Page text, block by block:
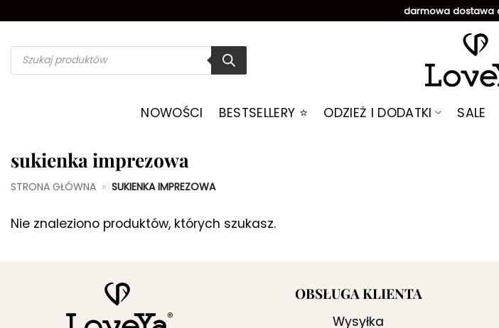
zawartości
darmowa dostawa
Wyszukiwarka
produktów
NOWOŚCI BESTSELLERY ⭐️ ODZIEŻ I DODATKI SALE
sukienka imprezowa
STRONA GŁÓWNA » SUKIENKA IMPREZOWA
Nie znaleziono produktów, których szukasz.
OBSŁUGA KLIENTA
Wysyłka